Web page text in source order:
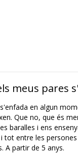
meus pares
en algun
Que no, que és
baralles i ens
tot entre les
A partir de 5 anys.